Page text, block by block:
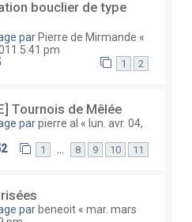
bouclier de type
par Pierre de Mirmande «
5:41 pm
1 2
Tournois de Mêlée
parpierre al « lun. avr. 04,
1 … 8 9 10 11
par beneoit « mar. mars